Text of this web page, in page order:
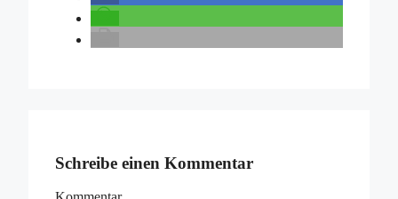
Schreibe einen Kommentar